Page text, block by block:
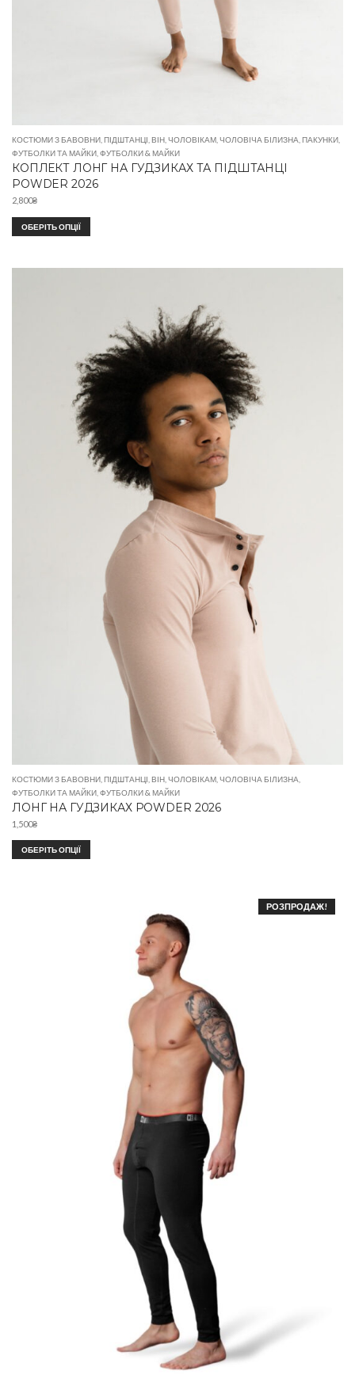
КОСТЮМИ З БАВОВНИ,ПІДШТАНЦІ,ВІН,ЧОЛОВІКАМ,ЧОЛОВІЧА БІЛИЗНА,ПАКУНКИ,
ФУТБОЛКИ ТА МАЙКИ,ФУТБОЛКИ & МАЙКИ
КОПЛЕКТ ЛОНГ НА ГУДЗИКАХ ТА ПІДШТАНЦІ
POWDER 2026
2,800₴
ОБЕРІТЬ ОПЦІЇ
КОСТЮМИ З БАВОВНИ ПІДШТАНЦІ ВІН ЧОЛОВІКАМ ЧОЛОВІЧА БІЛИЗНА
ФУТБОЛКИ ТА МАЙКИ ФУТБОЛКИ & МАЙКИ
ЛОНГ НА ГУДЗИКАХ POWDER 2026
1,500₴
ОБЕРІТЬ ОПЦІЇ
РОЗПРОДАЖ!